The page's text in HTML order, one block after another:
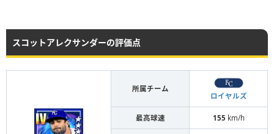
スコットアレクサンダーの評価点
所属チーム
ロイヤルズ
最高球速 155 km/h